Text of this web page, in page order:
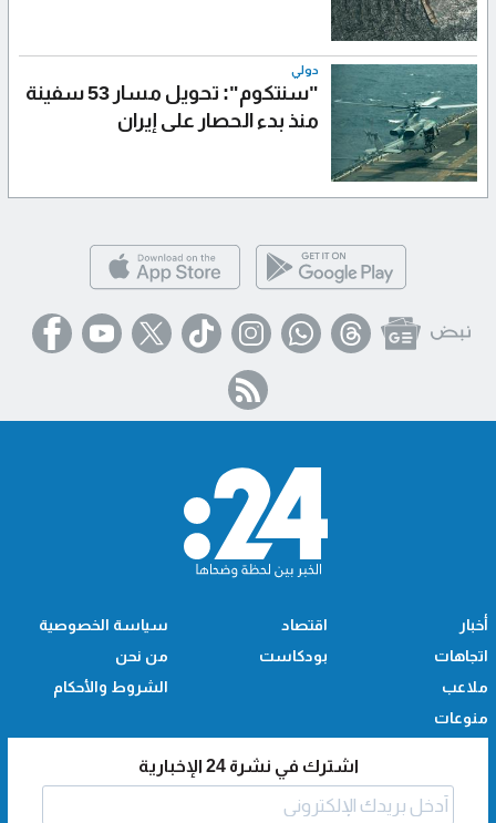
دولي
"سنتكوم": تحويل مسار 53 سفينة
منذ بدء الحصار على إيران
أخبار
اتجاهات
ملاعب
منوعات
اقتصاد
بودكاست
سياسة الخصوصية
من نحن
الشروط والأحكام
اشترك في نشرة 24 الإخبارية